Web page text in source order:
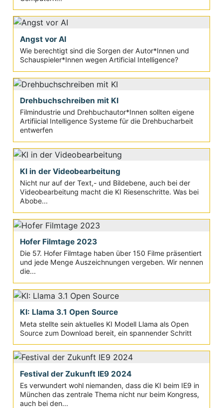
Angst vor AI
Wie berechtigt sind die Sorgen der Autor*Innen und
Schauspieler*Innen wegen Artificial Intelligence?
Drehbuchschreiben mit KI
Filmindustrie und Drehbuchautor*Innen sollten eigene
Artifiicial Intelligence Systeme für die Drehbucharbeit
entwerfen
KI in der Videobearbeitung
Nicht nur auf der Text,- und Bildebene, auch bei der
Videobearbeitung macht die KI Riesenschritte. Was bei
Abobe...
Hofer Filmtage 2023
Die 57. Hofer Filmtage haben über 150 Filme präsentiert
und jede Menge Auszeichnungen vergeben. Wir nennen
die...
KI: Llama 3.1 Open Source
Meta stellte sein aktuelles KI Modell Llama als Open
Source zum Download bereit, ein spannender Schritt
Festival der Zukunft IE9 2024
Es verwundert wohl niemanden, dass die KI beim IE9 in
München das zentrale Thema nicht nur beim Kongress,
auch bei den...